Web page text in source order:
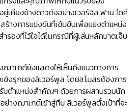
เคียงข้างดาวดังอย่างเวอร์จิล ฟาน ไดค์
สร้างการแข่งขันที่เข้มข้นเพื่อแย่งตำแหน่ง
รองที่ไว้ใจได้ในกรณีที่ผู้เล่นหลักบาดเจ็บ
าเกต์ยังแสดงให้เห็นถึงแนวทางการ
ชิงรุกของลิเวอร์พูล โดยสโมสรต้องการ
รับตำแหน่งสำคัญๆ ด้วยการผสานรวมนัก
ย่างฌาเกต์เข้าสู่ทีม ลิเวอร์พูลตั้งเป้าที่จะ